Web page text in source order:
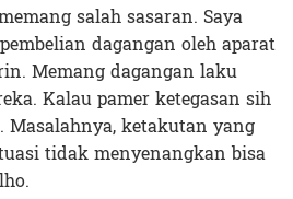
salah sasaran. Saya
dagangan oleh aparat
Memang dagangan laku
Kalau pamer ketegasan sih
ketakutan yang
tidak menyenangkan bisa